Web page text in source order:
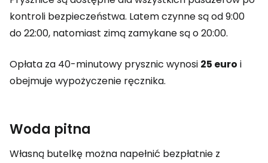
kontroli bezpieczeństwa. Latem czynne są od 9:00
do 22:00, natomiast zimą zamykane są o 20:00.
Opłata za 40-minutowy prysznic wynosi 25 euro i
obejmuje wypożyczenie ręcznika.
Woda pitna
Własną butelkę można napełnić bezpłatnie z